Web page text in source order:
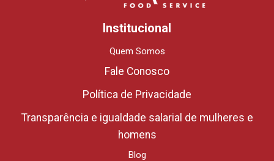
Institucional
Quem Somos
Fale Conosco
Política de Privacidade
Transparência e igualdade salarial de mulheres e
homens
Blog